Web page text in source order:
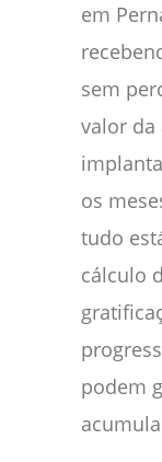
em
sem
valor da
os
tudo
cálculo
podem